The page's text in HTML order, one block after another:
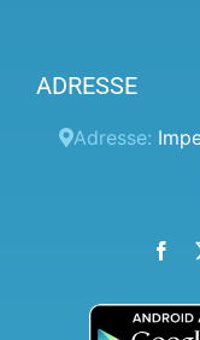
Tarifs
Espace Client
Termes et
ADRESSE
Adresse: